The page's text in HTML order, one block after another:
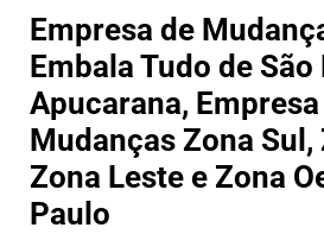
Empresa de
Embala Tudo de
Apucarana,
Mudanças Zona Sul,
Zona Leste e Zona
Paulo